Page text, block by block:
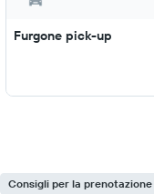
Furgone pick-up
Consigli per la prenotazione